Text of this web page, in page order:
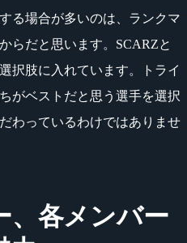
る場合が多いのは、ランクマ
らだと思います。SCARZと
択肢に入れています。トライ
がベストだと思う選手を選択
わっているわけではありませ
、各メンバー